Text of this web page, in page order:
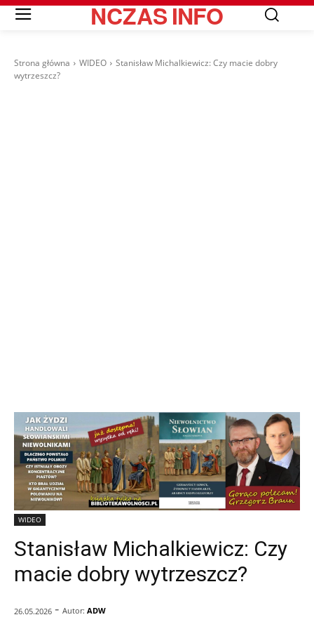
NCZASINFO
Strona główna WIDEO
Stanisław Michalkiewicz: Czy macie dobry
wytrzeszcz?
WIDEO
Stanisław Michalkiewicz: Czy
macie dobry wytrzeszcz?
26.05.2026 - Autor: ADW